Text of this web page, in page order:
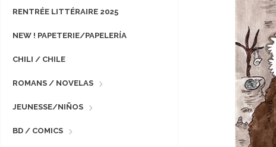
RENTRÉE LITTÉRAIRE 2025
NEW ! PAPETERIE/PAPELERÍA
CHILI / CHILE
ROMANS / NOVELAS
JEUNESSE/NIÑOS
BD / COMICS